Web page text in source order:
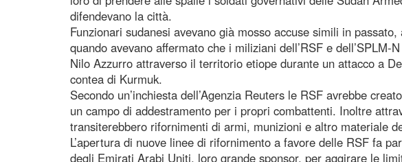
difendevano la città.
Funzionari sudanesi avevano già mosso accuse simili in
quando avevano affermato che i miliziani dell’RSF e dell’SPLM-
Nilo Azzurro attraverso il territorio etiope durante un attacco a
contea di Kurmuk.
Secondo un’inchiesta dell’Agenzia Reuters le RSF avrebbe
un campo di addestramento per i propri combattenti. Inoltre
transiterebbero rifornimenti di armi, munizioni e altro materiale
L’apertura di nuove linee di rifornimento a favore delle RSF fa
degli Emirati Arabi Uniti, loro grande sponsor, per aggirare le